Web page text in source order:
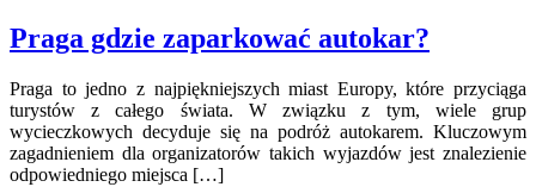
Praga gdzie zaparkować autokar?
Praga to jedno z najpiękniejszych miast Europy, które przyciąga
turystów z całego świata. W związku z tym, wiele grup
wycieczkowych decyduje się na podróż autokarem. Kluczowym
zagadnieniem dla organizatorów takich wyjazdów jest znalezienie
odpowiedniego miejsca […]